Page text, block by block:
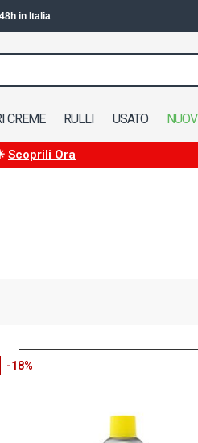
in Italia
CREME RULLI USATO
Scoprili Ora
-18%